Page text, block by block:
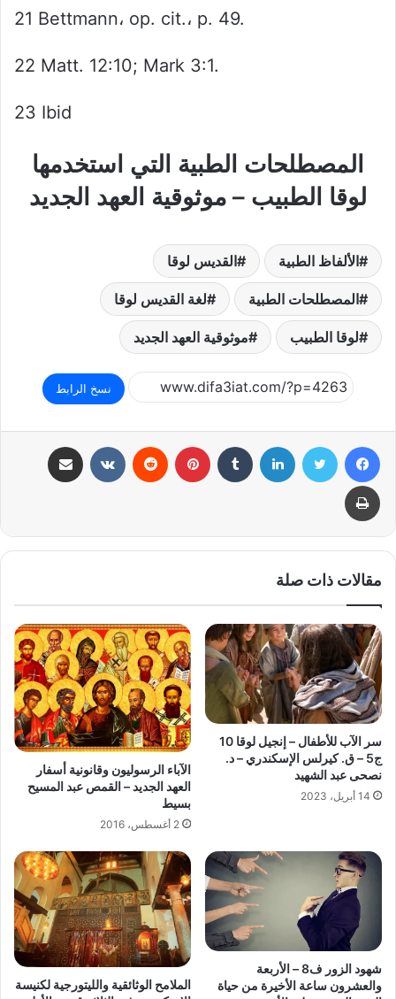
21 Bettmann، op. cit.، p. 49.
22 Matt. 12:10; Mark 3:1.
23 Ibid
المصطلحات الطبية التي استخدمها
لوقا الطبيب – موثوقية العهد الجديد
الألفاظ الطبية القديس لوقا
المصطلحات الطبية لغة القديس لوقا
لوقا الطبيب موثوقية العهد الجديد
نسخ الرابط
فيسبوك تويتر لينكدإن بينتيريست
طباعة
مقالات ذات صلة
سر الآب للأطفال – إنجيل لوقا 10
ج5 – ق. كيرلس الإسكندري – د.
نصحى عبد الشهيد
14 أبريل، 2023
الآباء الرسوليون وقانونية أسفار
العهد الجديد – القمص عبد المسيح
بسيط
2 أغسطس، 2016
شهود الزور ف8 – الأربعة
والعشرون ساعة الأخيرة من حياة
الملامح الوثائقية والليتورجية لكنيسة